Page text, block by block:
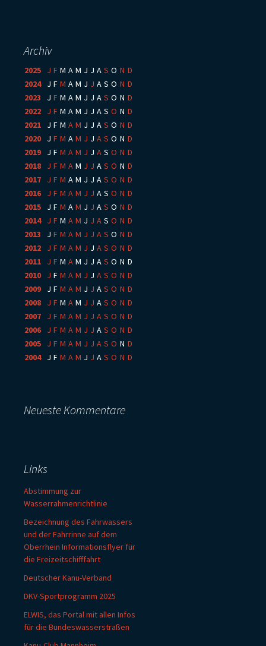
Archiv
2025 J F M A M J J A S O N D
2024: J F M A M J J A S O N D
2023
J F M A M J J A S O N D
2022
J F M A M J J A S O N D
2021
J F M A M J J A S O N D
2020
J F M A M J J A S O N D
2019
J F M A M J J A S O N D
2018
J F M A M J J A S O N D
2017
J F M A M J J A S O N D
2016
J F M A M J J A S O N D
2015
J F M A M J J A S O N D
2014: J F M A M J J A S O N D
2013
J F M A M J J A S O N D
2012
J F M A M J J A S O N D
2011
J F M A M J J A S O N D
2010
J F M A M J J A S O N D
2009
J F M A M J J A S O N D
2008
J F M A M J J A S O N D
2007
J F M A M J J A S O N D
2006
J F M A M J J A S O N D
2005
J F M A M J J A S O N D
2004: J F M A M J J A S O N D
Neueste Kommentare
Links
Abstimmung zur
Wasserrahmenrichtlinie
Bezeichnung des Fahrwassers
und der Fahrrinne auf dem
Oberrhein Informationsflyer für
die Freizeitschifffahrt
Deutscher Kanu-Verband
DKV-Sportprogramm 2025
ELWIS, das Portal mit allen Infos
für die Bundeswasserstraßen